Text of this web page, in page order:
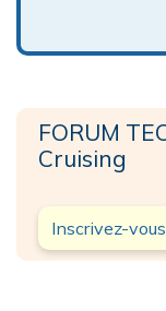
FORUM
Cruising
Inscrivez-